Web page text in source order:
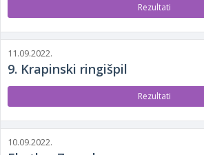
Rezultati
11.09.2022.
9. Krapinski ringišpil
Rezultati
10.09.2022.